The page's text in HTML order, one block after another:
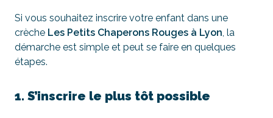
Si vous souhaitez inscrire votre enfant dans une
crèche Les Petits Chaperons Rouges à Lyon, la
démarche est simple et peut se faire en quelques
étapes.
1. S’inscrire le plus tôt possible